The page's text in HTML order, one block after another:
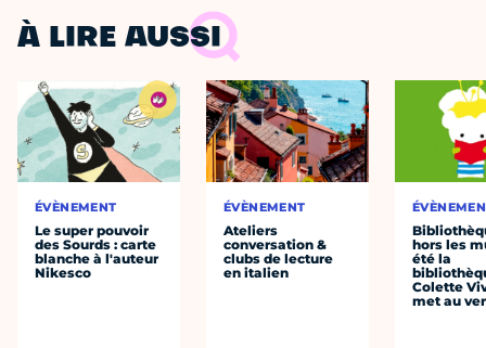
À LIRE AUSSI
ÉVÈNEMENT
Le super pouvoir
des Sourds : carte
blanche à l'auteur
Nikesco
ÉVÈNEMENT
Ateliers
conversation &
clubs de lecture
en italien
hors les
été la
Colette
met au